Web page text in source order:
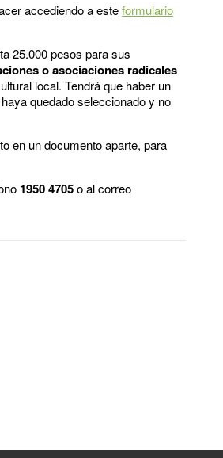
accediendo a esteformulario
25.000 pesos para sus
o asociaciones radicales
local. Tendrá que haber un
quedado seleccionado y no
en un documento aparte, para
1950 4705o al correo